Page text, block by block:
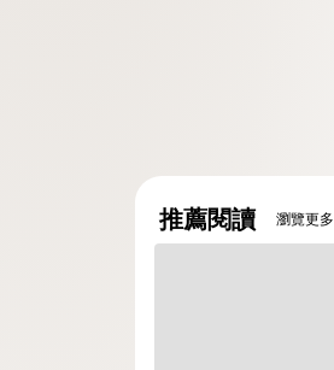
推薦閱讀 瀏覽更多